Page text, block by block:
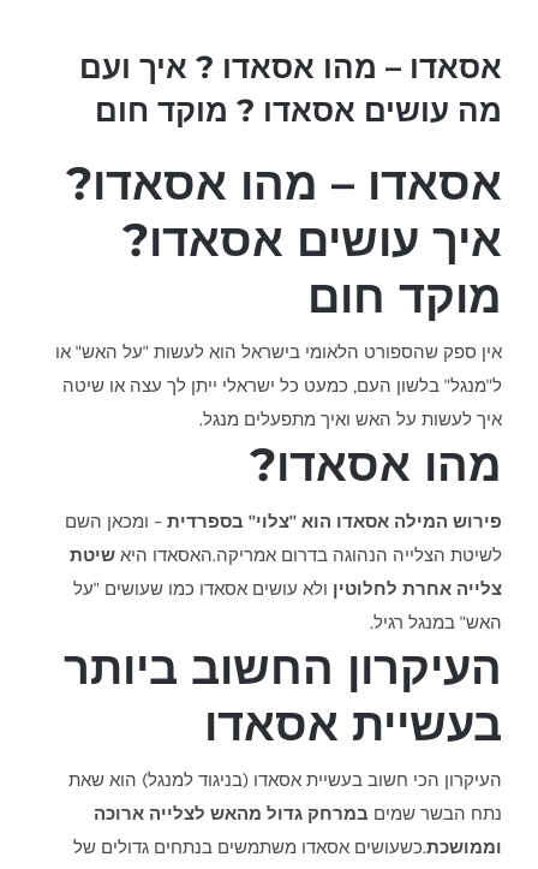
אסאדו – מהו אסאדו ? איך ועם
מה עושים אסאדו ? מוקד חום
אסאדו – מהו אסאדו?
איך עושים אסאדו?
מוקד חום
אין ספק שהספורט הלאומי בישראל הוא לעשות "על האש" או
ל"מנגל" בלשון העם, כמעט כל ישראלי ייתן לך עצה או שיטה
איך לעשות על האש ואיך מתפעלים מנגל.
מהו אסאדו?
פירוש המילה אסאדו הוא "צלוי" בספרדית– ומכאן השם
לשיטת הצלייה הנהוגה בדרום אמריקה.האסאדו היאשיטת
צלייה אחרת לחלוטיןולא עושים אסאדו כמו שעושים "על
האש" במנגל רגיל.
העיקרון החשוב ביותר
בעשיית אסאדו
העיקרון הכי חשוב בעשיית אסאדו (בניגוד למנגל) הוא שאת
נתח הבשר שמיםבמרחק גדול מהאש לצלייה ארוכה
וממושכת.כשעושים אסאדו משתמשים בנתחים גדולים של